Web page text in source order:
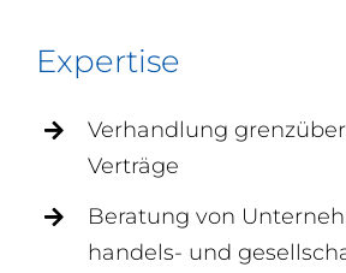
Expertise
Verhandlung
Verträge
Beratung von
handels- und